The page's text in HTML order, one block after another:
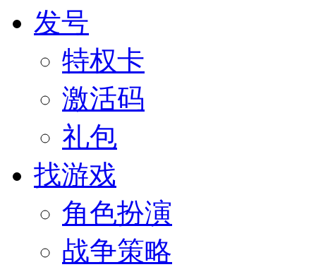
发号
特权卡
激活码
礼包
找游戏
角色扮演
战争策略